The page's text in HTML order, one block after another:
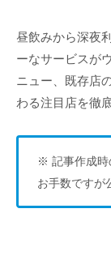
昼飲みから深夜
ーなサービスが
ニュー、既存店
わる注目店を徹
※ 記事作成時
お手数ですが